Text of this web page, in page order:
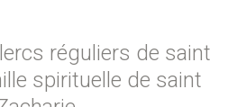
réguliers de saint
spirituelle de saint